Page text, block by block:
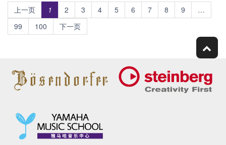
上一页 1 2 3 4 5 6 7 8 9
…
99
100 下一页